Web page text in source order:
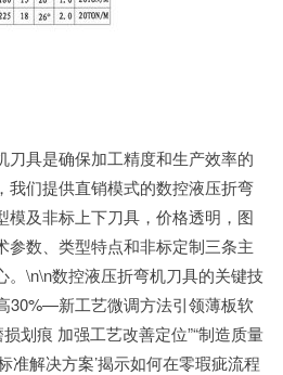
刀具是确保加工精度和生产效率的
我们提供直销模式的数控液压折弯
模及非标上下刀具，价格透明，图
参数、类型特点和非标定制三条主
。\n\n数控液压折弯机刀具的关键技
30%—新工艺微调方法引领薄板软
划痕 加强工艺改善定位”“制造质量
准解决方案’揭示如何在零瑕疵流程